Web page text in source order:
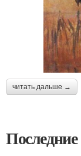
читать дальше →
Последние